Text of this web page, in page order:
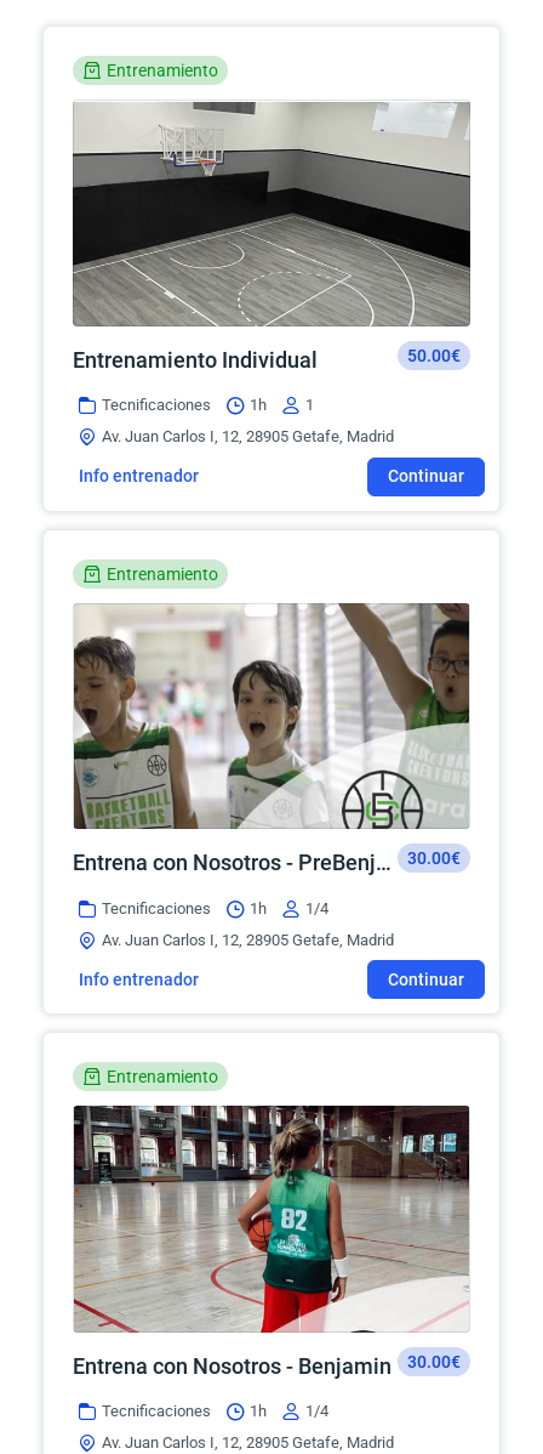
Entrenamiento
Entrenamiento Individual 50.00€
Tecnificaciones 1h
1
Av. Juan Carlos I, 12, 28905 Getafe, Madrid
Info entrenador Continuar
Entrenamiento
Entrena con Nosotros - PreBenjamin 30.00€
Tecnificaciones 1h
1/4
Av. Juan Carlos I, 12, 28905 Getafe, Madrid
Info entrenador Continuar
Entrenamiento
Entrena con Nosotros - Benjamin 30.00€
Tecnificaciones 1h
1/4
Av. Juan Carlos I, 12, 28905 Getafe, Madrid